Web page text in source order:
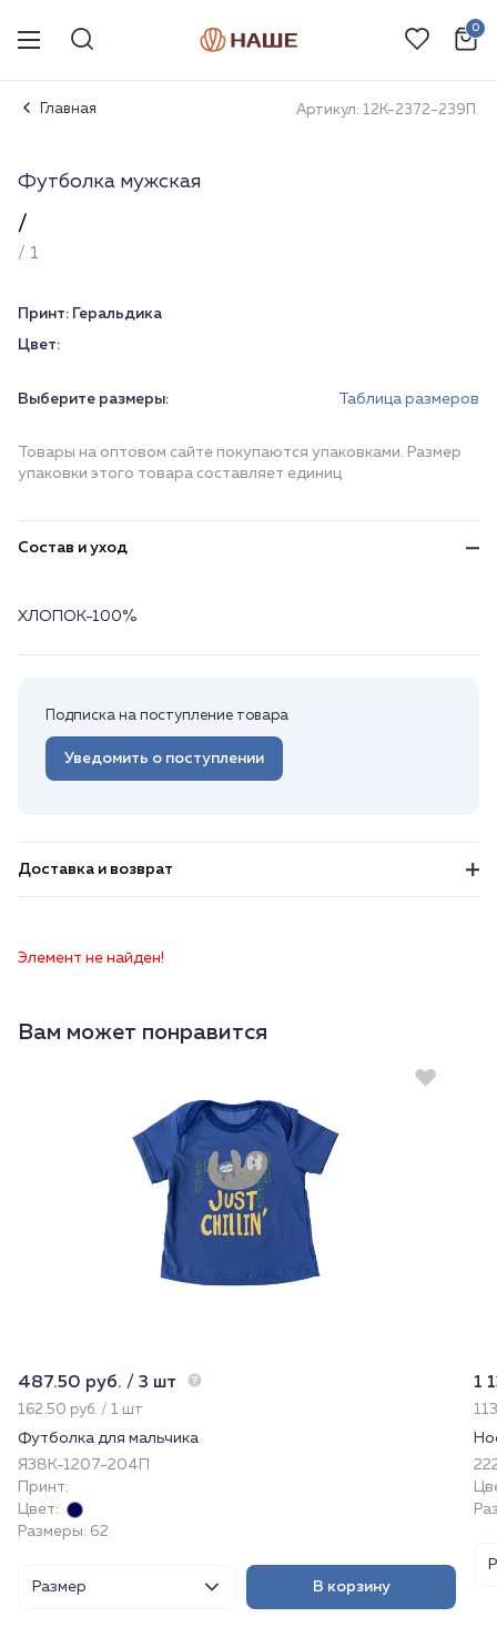
0
Главная Артикул: 12К-2372-239П.
Футболка мужская
/
/ 1
Принт: Геральдика
Цвет:
Выберите размеры: Таблица размеров
Товары на оптовом сайте покупаются упаковками. Размер
упаковки этого товара составляет единиц
Состав и уход
ХЛОПОК-100%
Подписка на поступление товара
Уведомить о поступлении
Доставка и возврат
Элемент не найден!
Вам может понравится
487.50 руб. / 3 шт
162.50 руб. / 1 шт
Футболка для мальчика
Я38К-1207-204П
Принт:
Цвет:
Размеры: 62
Размер В корзину
1